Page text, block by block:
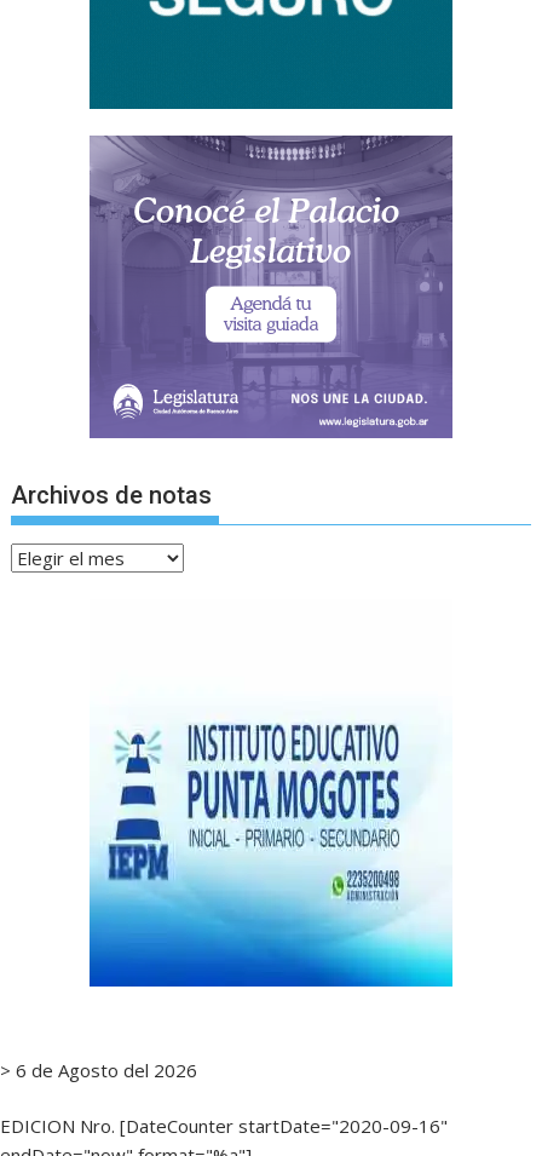
Archivos de notas
Archivos
> 6 de Agosto del 2026
EDICION Nro. [DateCounter startDate="2020-09-16"